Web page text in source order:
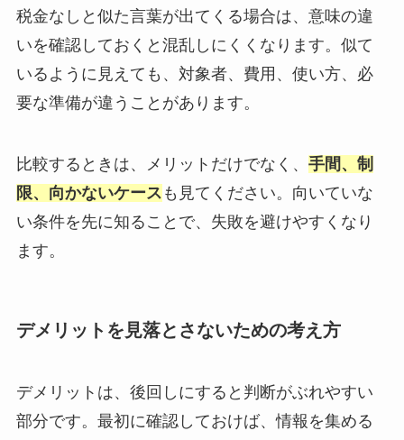
税金なしと似た言葉が出てくる場合は、意味の違
いを確認しておくと混乱しにくくなります。似て
いるように見えても、対象者、費用、使い方、必
要な準備が違うことがあります。
比較するときは、メリットだけでなく、 手間、制
限、向かないケース も見てください。向いていな
い条件を先に知ることで、失敗を避けやすくなり
ます。
デメリットを見落とさないための考え方
デメリットは、後回しにすると判断がぶれやすい
部分です。最初に確認しておけば、情報を集める